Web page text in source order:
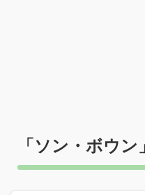
「ソン・ボウン